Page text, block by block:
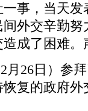
事，当天
外交辛勤
成了困难
月26日）参
复的政府